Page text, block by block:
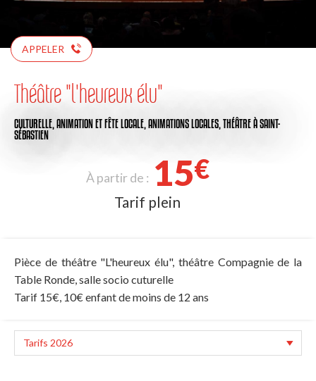
APPELER
Théâtre "l'heureux élu"
CULTURELLE, ANIMATION ET FÊTE LOCALE, ANIMATIONS LOCALES, THÉÂTREÀ SAINT-
SÉBASTIEN
À partir de : 15€
Tarif plein
Pièce de théâtre "L'heureux élu", théâtre Compagnie de la
Table Ronde, salle socio cuturelle
Tarif 15€, 10€ enfant de moins de 12 ans